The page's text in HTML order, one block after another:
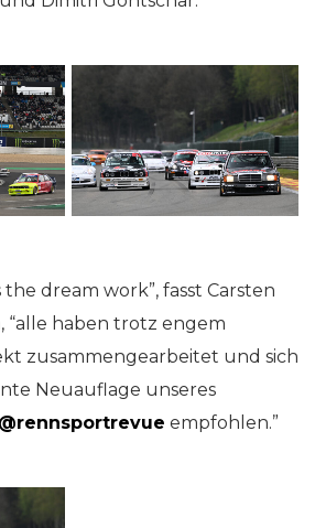
dream work”, fasst Carsten
“alle haben trotz engem
zusammengearbeitet und sich
Neuauflage unseres
@rennsportrevue empfohlen.”